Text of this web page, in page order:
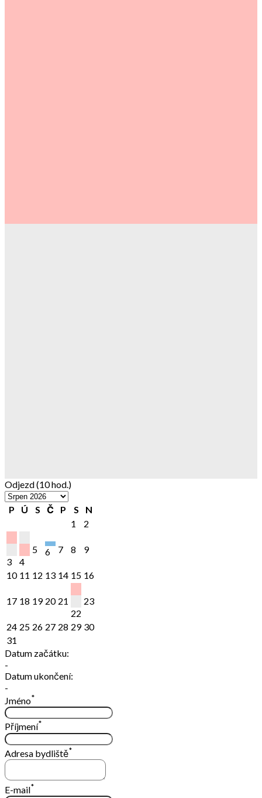
Odjezd (10 hod.)
P Ú S Č P S
N
1
2
3 4
5 6 7 8 9
10 11 12 13 14 15 16
17 18 19 20 21
22
23
24 25 26 27 28 29 30
31
Datum začátku:
-
Datum ukončení:
-
Jméno*
Příjmení*
Adresa bydliště*
E-mail*